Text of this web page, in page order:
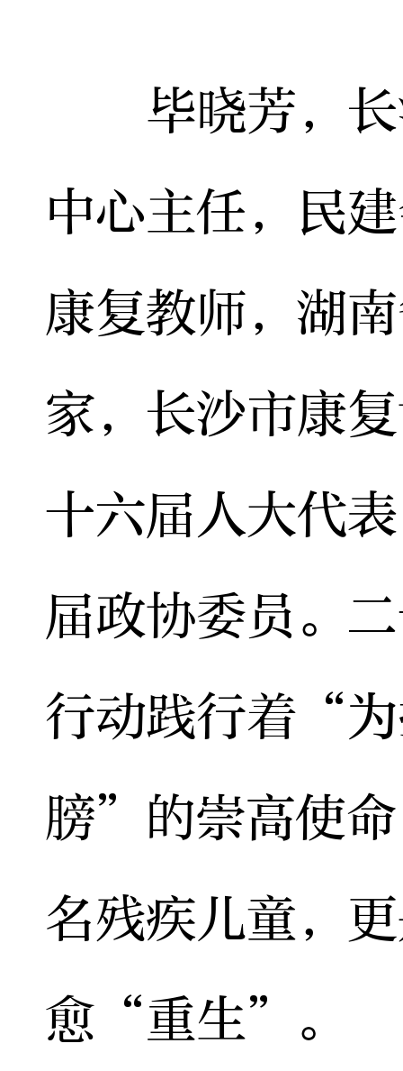
毕晓芳，长
中心主任，民
康复教师，湖
家，长沙市康
十六届人大代
届政协委员。
行动践行着“
膀”的崇高使
名残疾儿童，
愈“重生”。